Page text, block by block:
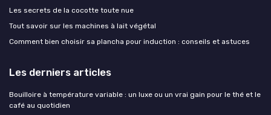
Les secrets de la cocotte toute nue
Tout savoir sur les machines à lait végétal
Comment bien choisir sa plancha pour induction : conseils et astuces
Les derniers articles
Bouilloire à température variable : un luxe ou un vrai gain pour le thé et le
café au quotidien